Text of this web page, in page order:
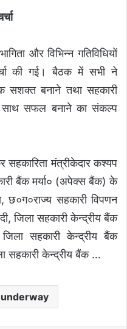
और विभिन्न गतिविधियों
की गई। बैठक में सभी ने
सशक्त बनाने तथा सहकारी
साथ सफल बनाने का संकल्प
मंत्रीकेदार कश्यप
बैंक मर्या० (अपेक्स बैंक) के
छ०ग०राज्य सहकारी विपणन
जिला सहकारी केन्द्रीय बैंक
सहकारी केन्द्रीय बैंक
सहकारी केन्द्रीय बैंक …